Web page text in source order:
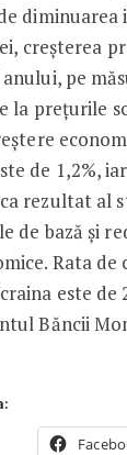
creșterea
pe
la prețurile
de 1,2%,
rezultat al
de bază și
Rata de
este de
Băncii